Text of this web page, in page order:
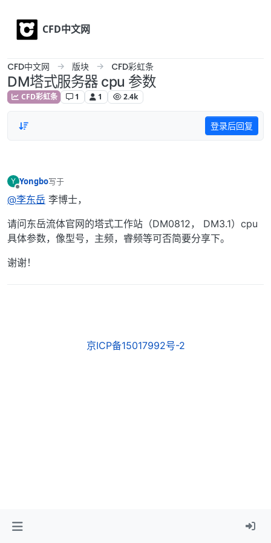
CFD中文网
CFD中文网 版块 CFD彩虹条
DM塔式服务器 cpu 参数
CFD彩虹条 1 1 2.4k
登录后回复
Y
离线
Yongbo写于
最后由 编辑
@李东岳 李博士，
请问东岳流体官网的塔式工作站（DM0812， DM3.1）cpu
具体参数，像型号，主频，睿频等可否简要分享下。
谢谢！
京ICP备15017992号-2